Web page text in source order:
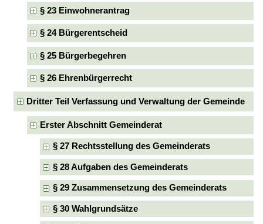
§ 23 Einwohnerantrag
§ 24 Bürgerentscheid
§ 25 Bürgerbegehren
§ 26 Ehrenbürgerrecht
Dritter Teil Verfassung und Verwaltung der Gemeinde
Erster Abschnitt Gemeinderat
§ 27 Rechtsstellung des Gemeinderats
§ 28 Aufgaben des Gemeinderats
§ 29 Zusammensetzung des Gemeinderats
§ 30 Wahlgrundsätze